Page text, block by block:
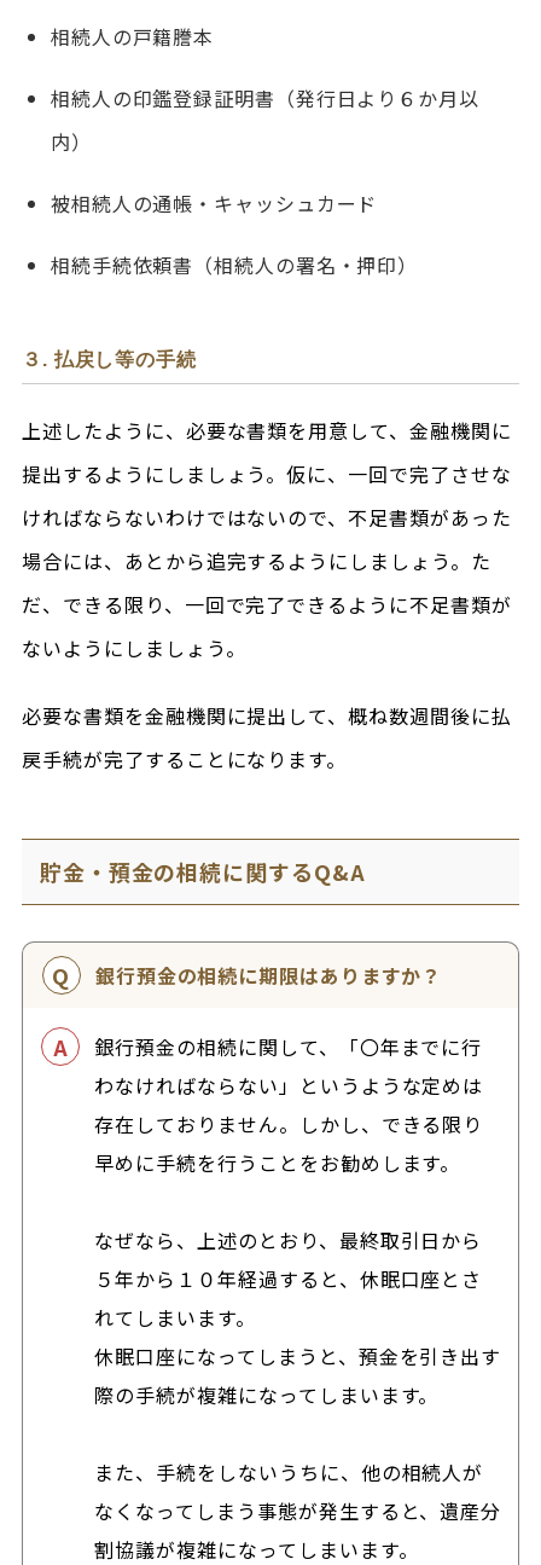
相続人の戸籍謄本
相続人の印鑑登録証明書（発行日より６か月以
内）
被相続人の通帳・キャッシュカード
相続手続依頼書（相続人の署名・押印）
３. 払戻し等の手続
上述したように、必要な書類を用意して、金融機関に
提出するようにしましょう。仮に、一回で完了させな
ければならないわけではないので、不足書類があった
場合には、あとから追完するようにしましょう。た
だ、できる限り、一回で完了できるように不足書類が
ないようにしましょう。
必要な書類を金融機関に提出して、概ね数週間後に払
戻手続が完了することになります。
貯金・預金の相続に関するQ&A
銀行預金の相続に期限はありますか？
銀行預金の相続に関して、「〇年までに行
わなければならない」というような定めは
存在しておりません。しかし、できる限り
早めに手続を行うことをお勧めします。
なぜなら、上述のとおり、最終取引日から
５年から１０年経過すると、休眠口座とさ
れてしまいます。
休眠口座になってしまうと、預金を引き出す
際の手続が複雑になってしまいます。
また、手続をしないうちに、他の相続人が
なくなってしまう事態が発生すると、遺産分
割協議が複雑になってしまいます。